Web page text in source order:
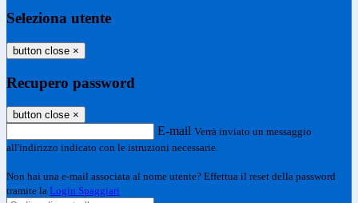
Seleziona utente
button close ×
Recupero password
button close ×
E-mail Verrà inviato un messaggio
all'indirizzo indicato con le istruzioni necessarie.
Non hai una e-mail associata al nome utente? Effettua il reset della password
tramite la Login Spaggiari